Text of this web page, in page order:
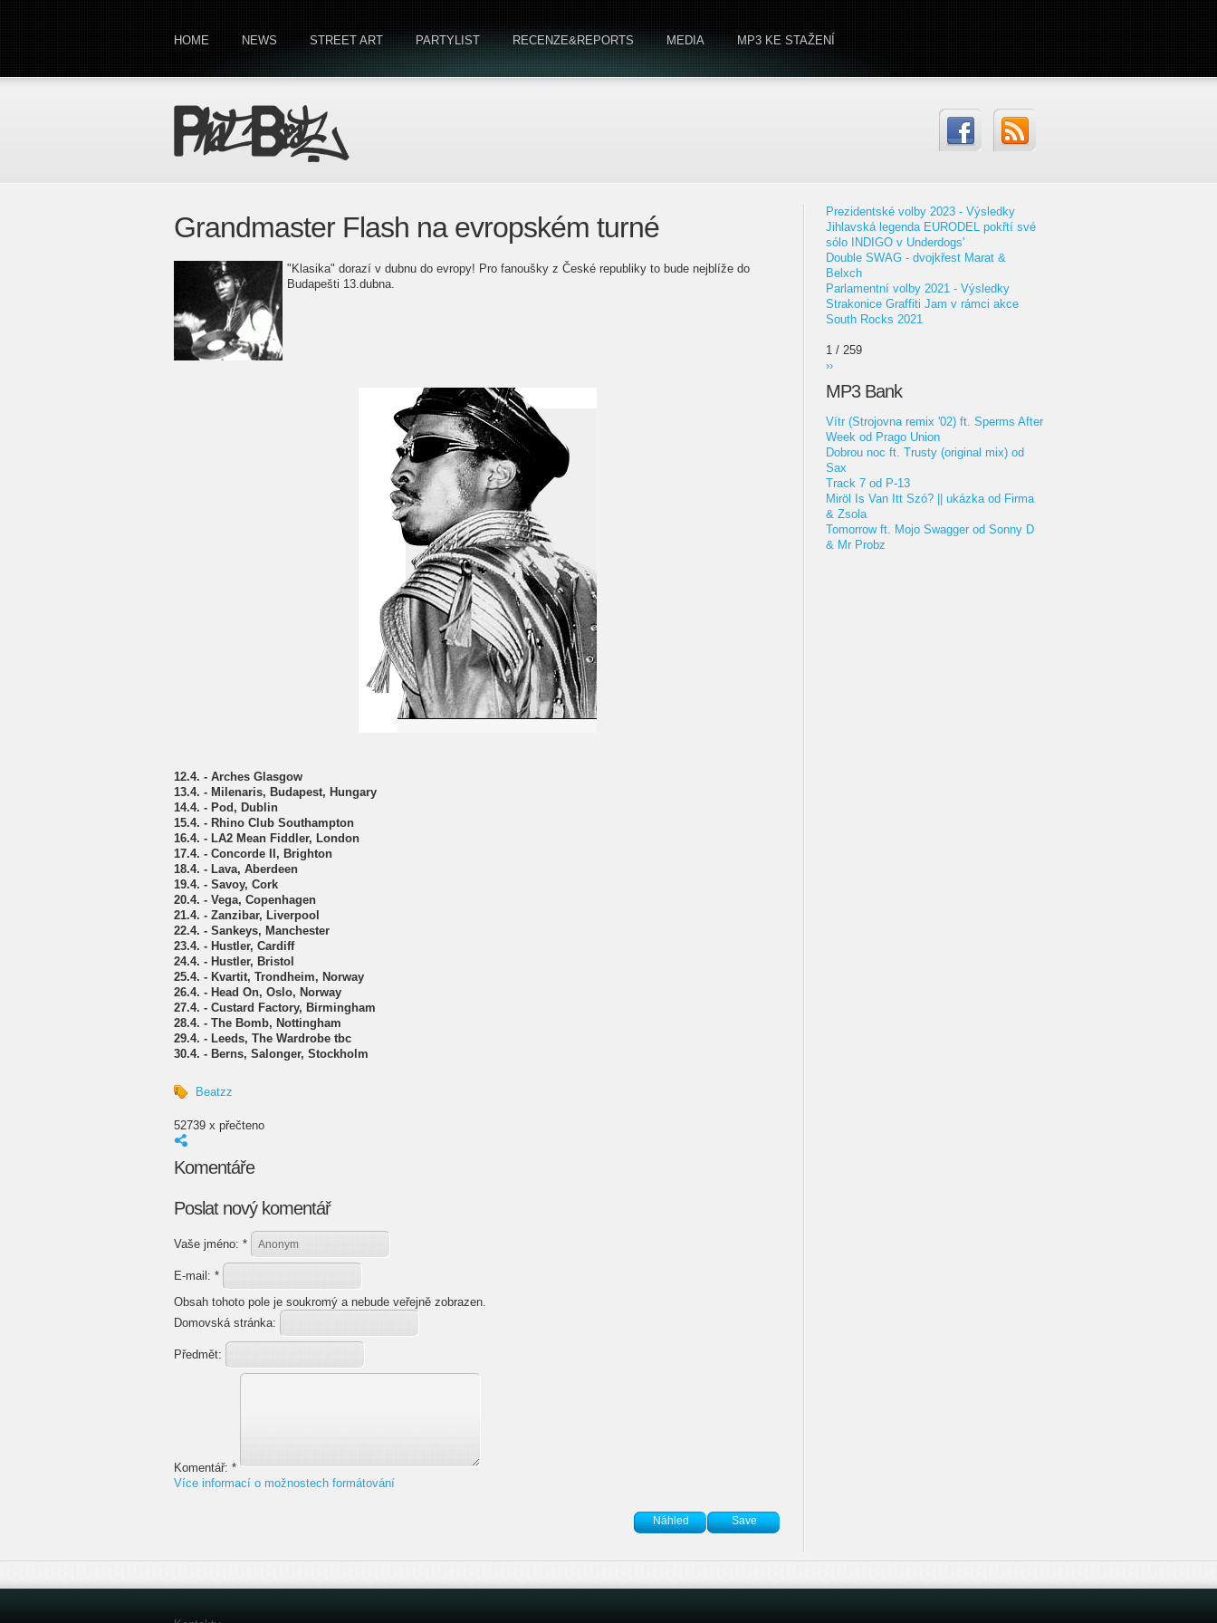
HOME NEWS STREET ART PARTYLIST RECENZE&REPORTS MEDIA MP3 KE STAŽENÍ
Grandmaster Flash na evropském turné
"Klasika" dorazí v dubnu do evropy! Pro fanoušky z České republiky to bude nejblíže do
Budapešti 13.dubna.
12.4. - Arches Glasgow
13.4. - Milenaris, Budapest, Hungary
14.4. - Pod, Dublin
15.4. - Rhino Club Southampton
16.4. - LA2 Mean Fiddler, London
17.4. - Concorde II, Brighton
18.4. - Lava, Aberdeen
19.4. - Savoy, Cork
20.4. - Vega, Copenhagen
21.4. - Zanzibar, Liverpool
22.4. - Sankeys, Manchester
23.4. - Hustler, Cardiff
24.4. - Hustler, Bristol
25.4. - Kvartit, Trondheim, Norway
26.4. - Head On, Oslo, Norway
27.4. - Custard Factory, Birmingham
28.4. - The Bomb, Nottingham
29.4. - Leeds, The Wardrobe tbc
30.4. - Berns, Salonger, Stockholm
Beatzz
52739 x přečteno
Komentáře
Poslat nový komentář
Vaše jméno: *
E-mail: *
Obsah tohoto pole je soukromý a nebude veřejně zobrazen.
Domovská stránka:
Předmět:
Komentář: *
Více informací o možnostech formátování
Prezidentské volby 2023 - Výsledky
Jihlavská legenda EURODEL pokřtí své
sólo INDIGO v Underdogs'
Double SWAG - dvojkřest Marat &
Belxch
Parlamentní volby 2021 - Výsledky
Strakonice Graffiti Jam v rámci akce
South Rocks 2021
1 / 259
››
MP3 Bank
Vítr (Strojovna remix '02) ft. Sperms After
Week od Prago Union
Dobrou noc ft. Trusty (original mix) od
Sax
Track 7 od P-13
Miröl Is Van Itt Szó? || ukázka od Firma
& Zsola
Tomorrow ft. Mojo Swagger od Sonny D
& Mr Probz